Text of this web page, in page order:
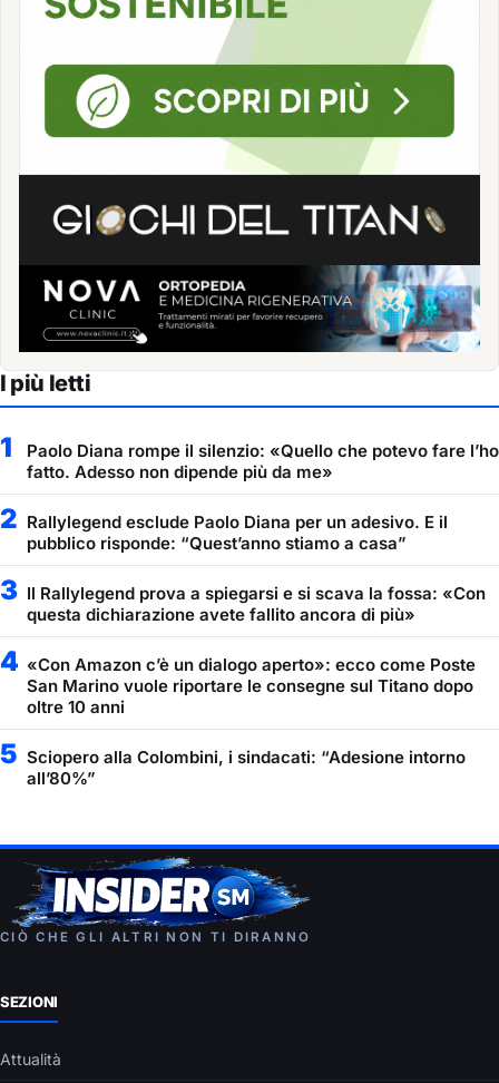
I più letti
1
Paolo Diana rompe il silenzio: «Quello che potevo fare l’ho
fatto. Adesso non dipende più da me»
2 Rallylegend esclude Paolo Diana per un adesivo. E il
pubblico risponde: “Quest’anno stiamo a casa”
3 Il Rallylegend prova a spiegarsi e si scava la fossa: «Con
questa dichiarazione avete fallito ancora di più»
4 «Con Amazon c’è un dialogo aperto»: ecco come Poste
San Marino vuole riportare le consegne sul Titano dopo
oltre 10 anni
5 Sciopero alla Colombini, i sindacati: “Adesione intorno
all’80%”
CIÒ CHE GLI ALTRI NON TI DIRANNO
SEZIONI
Attualità